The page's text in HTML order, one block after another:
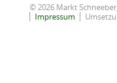
© 2026 Markt
Impressum